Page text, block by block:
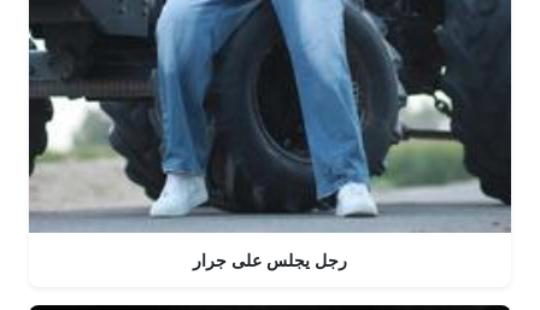
رجل يجلس على جرار